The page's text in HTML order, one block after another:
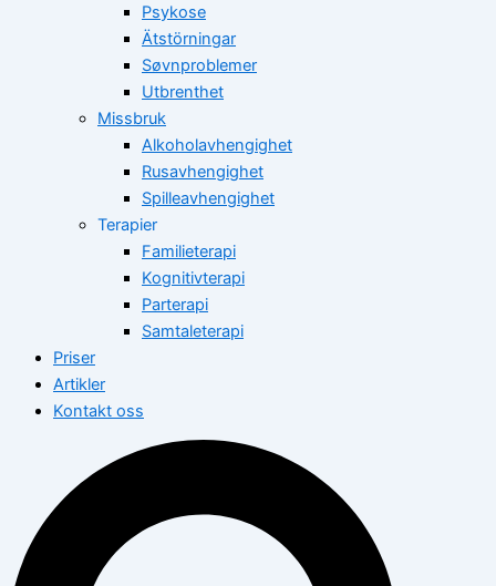
Psykose
Ätstörningar
Søvnproblemer
Utbrenthet
Missbruk
Alkoholavhengighet
Rusavhengighet
Spilleavhengighet
Terapier
Familieterapi
Kognitivterapi
Parterapi
Samtaleterapi
Priser
Artikler
Kontakt oss